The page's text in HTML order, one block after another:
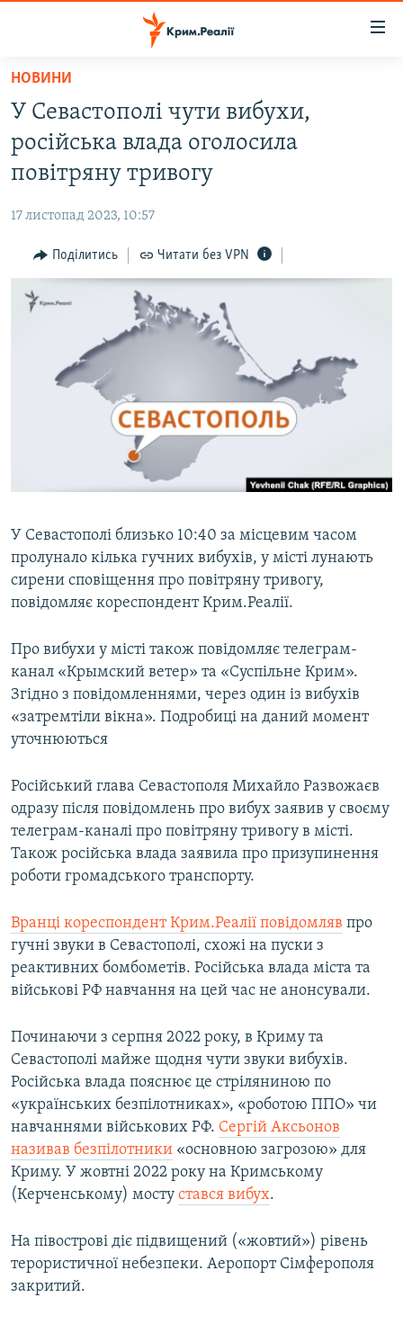
Перейти
основного
матеріалу
Перейти
до
основної
Перейти
до
пошуку
ВІДЕО ТА ФОТО
БЛОГИ
ПОГЛЯД
ІНТЕРВ'Ю
СПЕЦПРОЕКТИ
ДЕПОРТАЦІЯ
ВІДЕОУРОКИ «ELIFBE»
СВІДЧЕННЯ ОКУПАЦІЇ
УКРАЇНСЬКА ПРОБЛЕМА КРИМУ
ЯК ОБІЙТИ БЛОКУВАННЯ
Усі сайти RFE/RL
НОВИНИ
У Севастополі чути вибухи,
російська влада оголосила
повітряну тривогу
17 листопад 2023, 10:57
Поділитись Читати без VPN
У Севастополі близько 10:40 за місцевим часом
пролунало кілька гучних вибухів, у місті лунають
сирени сповіщення про повітряну тривогу,
повідомляє кореспондент Крим.Реалії.
Про вибухи у місті також повідомляє телеграм-
канал «Крымский ветер» та «Суспільне Крим».
Згідно з повідомленнями, через один із вибухів
«затремтіли вікна». Подробиці на даний момент
уточнюються
Російський глава Севастополя Михайло Развожаєв
одразу після повідомлень про вибух заявив у своєму
телеграм-каналі про повітряну тривогу в місті.
Також російська влада заявила про призупинення
роботи громадського транспорту.
Вранці кореспондент Крим.Реалії повідомляв про
гучні звуки в Севастополі, схожі на пуски з
реактивних бомбометів. Російська влада міста та
військові РФ навчання на цей час не анонсували.
Починаючи з серпня 2022 року, в Криму та
Севастополі майже щодня чути звуки вибухів.
Російська влада пояснює це стріляниною по
«українських безпілотниках», «роботою ППО» чи
навчаннями військових РФ. Сергій Аксьонов
називав безпілотники «основною загрозою» для
Криму. У жовтні 2022 року на Кримському
(Керченському) мосту стався вибух.
На півострові діє підвищений («жовтий») рівень
терористичної небезпеки. Аеропорт Сімферополя
закритий.